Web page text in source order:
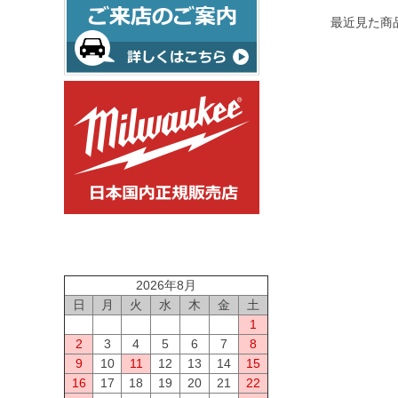
2026年8月
日
月 火 水 木 金
土
1
2
3 4 5 6 7
8
9
10 11 12 13 14
15
16
17 18 19 20 21
22
最近見た商